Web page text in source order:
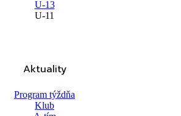
U-13
U-11
Aktuality
Program týždňa
Klub